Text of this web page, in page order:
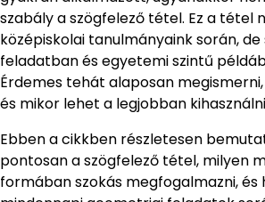
szabály a szögfelező tétel. Ez a tétel
középiskolai tanulmányaink során,
feladatban és egyetemi szintű
Érdemes tehát alaposan
és mikor lehet a legjobban
Ebben a cikkben részletesen
pontosan a szögfelező tétel, milyen
formában szokás megfogalmazni, és